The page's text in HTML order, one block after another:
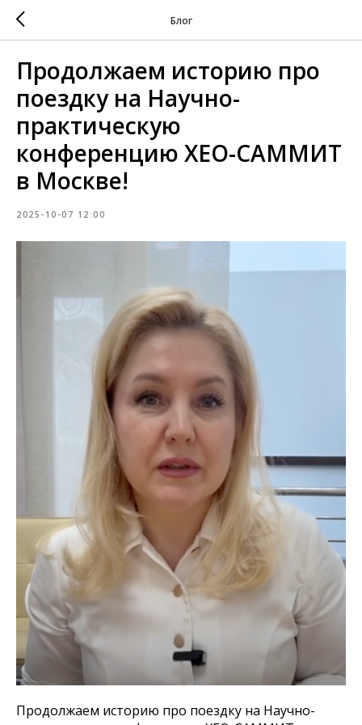
Блог
Продолжаем историю про
поездку на Научно-
практическую
конференцию XEO-САММИТ
в Москве!
2025-10-07 12:00
Продолжаем историю про поездку на Научно-